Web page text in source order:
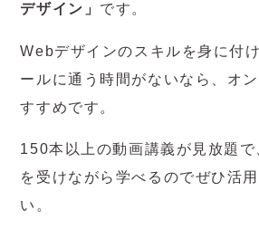
デザイン」 です。
Webデザインのスキルを身に付
ールに通う時間がないなら、オ
すすめです。
150本以上の動画講義が見放題で
を受けながら学べるのでぜひ活
い。